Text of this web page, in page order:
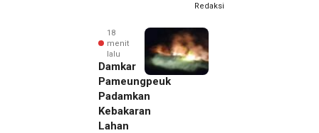
Redaksi
18
menit
lalu
Damkar
Pameungpeuk
Padamkan
Kebakaran
Lahan